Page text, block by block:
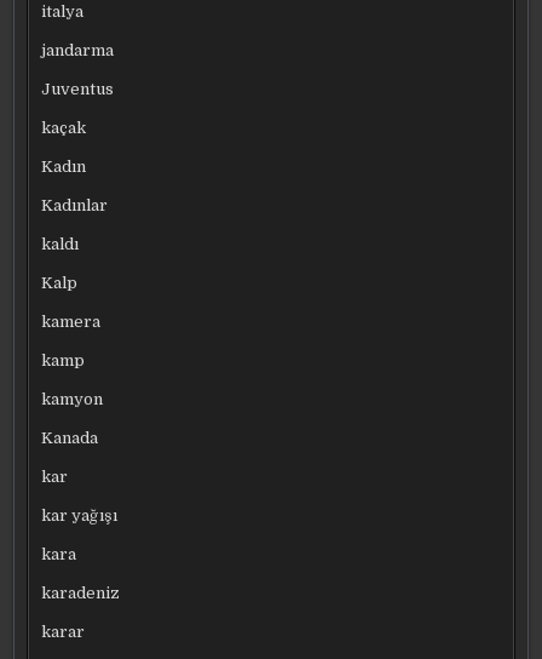
italya
jandarma
Juventus
kaçak
Kadın
Kadınlar
kaldı
Kalp
kamera
kamp
kamyon
Kanada
kar
kar yağışı
kara
karadeniz
karar